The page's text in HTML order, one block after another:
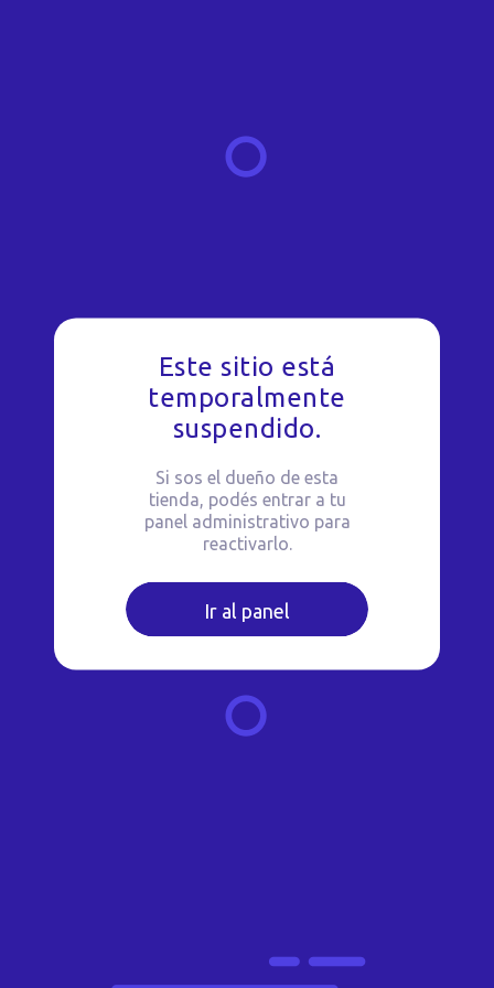
Este sitio está
temporalmente
suspendido.
Si sos el dueño de esta
tienda, podés entrar a tu
panel administrativo para
reactivarlo.
Ir al panel